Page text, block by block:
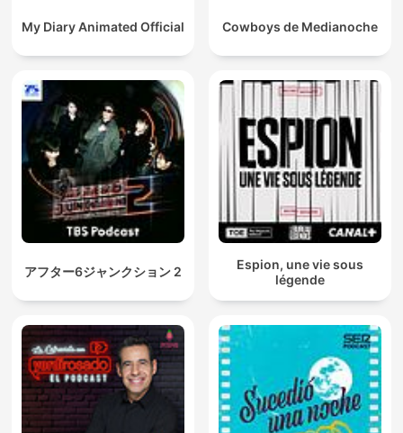
My Diary Animated Official Cowboys de Medianoche
アフター6ジャンクション 2
Espion, une vie sous
légende